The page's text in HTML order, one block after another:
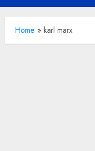
Menu
Home » karl marx